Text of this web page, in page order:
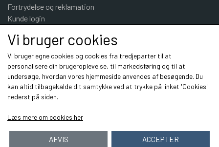
Fortrydelse og reklamation
Kunde login
Kontakt
Sociale medier
Vi bruger cookies
Vi bruger egne cookies og cookies fra tredjeparter til at
personalisere din brugeroplevelse, til markedsføring og til at
undersøge, hvordan vores hjemmeside anvendes af besøgende. Du
kan altid tilbagekalde dit samtykke ved at trykke på linket 'Cookies'
nederst på siden.
Læs mere om cookies her
AFVIS ACCEPTER